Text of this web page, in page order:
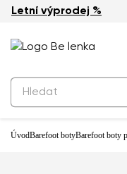
Letní výprodej %
ÚvodBarefoot botyBarefoot boty